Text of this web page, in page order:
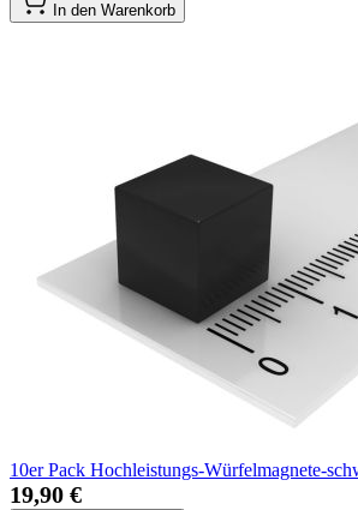
In den Warenkorb
10er Pack Hochleistungs-Würfelmagnete-
19,90 €